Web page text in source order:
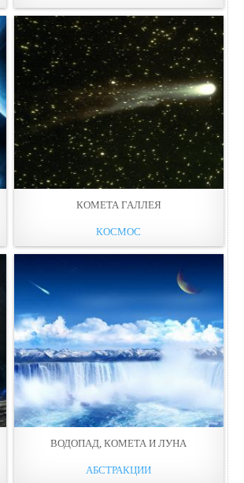
КОМЕТА ГАЛЛЕЯ
КОСМОС
ВОДОПАД, КОМЕТА И ЛУНА
АБСТРАКЦИИ